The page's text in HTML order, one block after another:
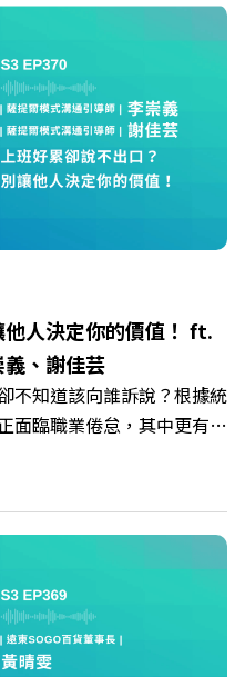
Curves台灣執行長林宏
兼顧健康生活與女力創業的
型健身房」轉型為「社區
最貼心的「女性專屬、零
防高齡化！驚豔醫學界的
！為無數女性圓夢的「女
／遠見雜誌副社長兼遠見
姿Curves台灣執行長 林宏
順手理清生活的雜亂。 點
9al3px ✨關注
reurl.cc/A4ELQp
：https://bit.ly/38jNi9k
人決定你的價值！ ft.
、謝佳芸
不知道該向誰訴說？根據統
面臨職業倦怠，其中更有三
當主管的期待、同儕的競爭
職場的我們該如何停止無
找回安頓內心的力量？ 本
視職場冰山》作者、薩提
芸，教你如何看穿職場底層
節奏中，修煉安頓心法！
績和主管來決定？ 🔺你或
」的姿態應對壓力？ 🔺如